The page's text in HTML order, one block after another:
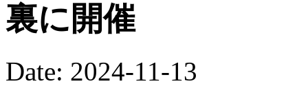
裏に開催
Date: 2024-11-13